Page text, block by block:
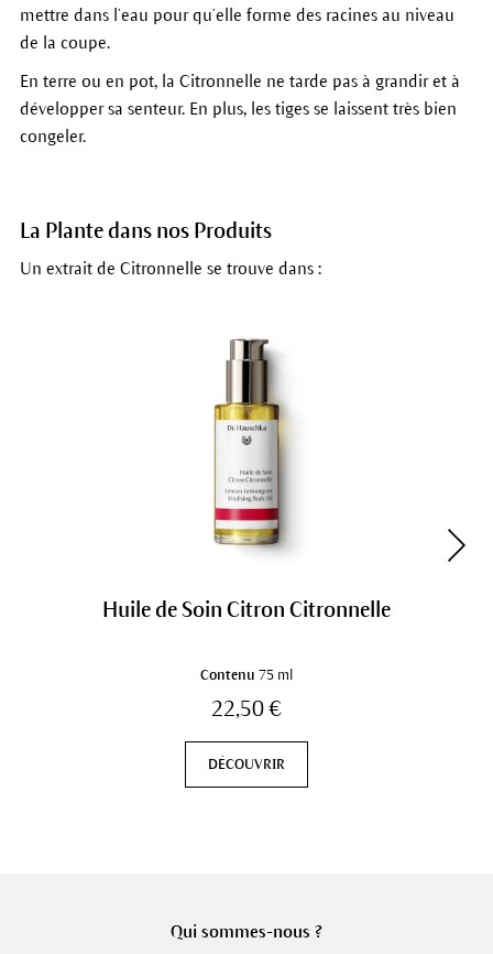
mettre dans l’eau pour qu’elle forme des racines au niveau
de la coupe.
En terre ou en pot, la Citronnelle ne tarde pas à grandir et à
développer sa senteur. En plus, les tiges se laissent très bien
congeler.
La Plante dans nos Produits
Un extrait de Citronnelle se trouve dans :
Huile de Soin Citron Citronnelle
Contenu 75 ml
22,50 €
DÉCOUVRIR
Qui sommes-nous ?